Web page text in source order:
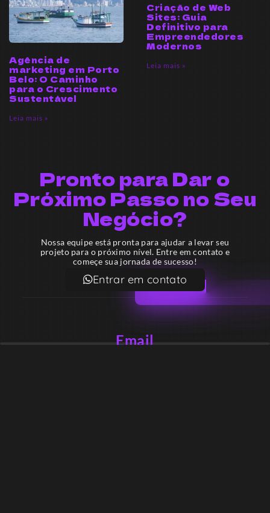
Agência de
marketing em Porto
Belo: O Caminho
para o Crescimento
Sustentável
Leia mais »
Criação de Web
Sites: Guia
Definitivo para
Empreendedores
Modernos
Leia mais »
Pronto para Dar o
Próximo Passo no Seu
Negócio?
Nossa equipe está pronta para ajudar a levar seu
projeto para o próximo nível. Entre em contato e
começe sua jornada de sucesso!
Entrar em contato
Email